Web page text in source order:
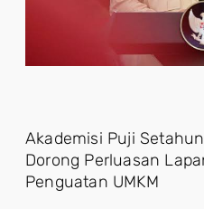
Akademisi Puji
Dorong Perluasan
Penguatan UMKM